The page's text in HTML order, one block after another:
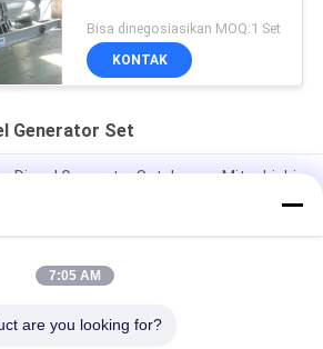
Bisa dinegosiasikan MOQ:1 Set
KONTAK
Generator Set
Diesel Generator Set dengan Mitsubishi
diesel generator dengan pendinginan air
2500KVA Panel Kontrol Smartgen
7:05 AM
are you looking for?